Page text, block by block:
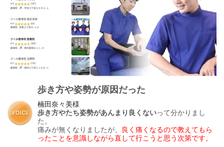
歩き方や姿勢が原因だった
楠田奈々美様
歩き方やたち姿勢があんまり良くないって分かりまし
た。
痛みが無くなりましたが、
良く痛くなるので教えてもら
ったことを意識しながら直して行こうと思う次第です。